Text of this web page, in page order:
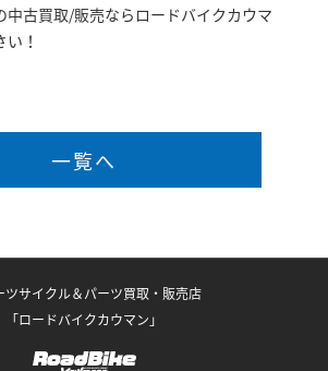
中古買取/販売ならロードバイクカウマ
！
一覧へ
ツサイクル＆パーツ買取・販売店
「ロードバイクカウマン」